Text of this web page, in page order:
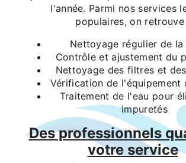
l'année. Parmi nos services
populaires, on retrouve
Nettoyage régulier de la
Contrôle et ajustement du
Nettoyage des filtres et
Vérification de
Traitement de l'eau pour
impuretés
Des professionnels
votre service